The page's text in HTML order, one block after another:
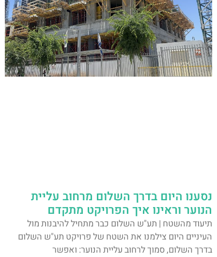
נסענו היום בדרך השלום מרחוב עליית
הנוער וראינו איך הפרויקט מתקדם
תיעוד מהשטח | תע"ש השלום כבר מתחיל להיבנות מול
העיניים היום צילמנו את השטח של פרויקט תע"ש השלום
בדרך השלום, סמוך לרחוב עליית הנוער: ואפשר